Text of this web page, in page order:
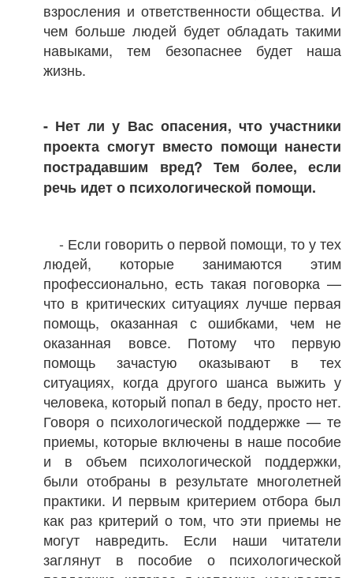
взросления и ответственности общества. И
чем больше людей будет обладать такими
навыками, тем безопаснее будет наша
жизнь.
- Нет ли у Вас опасения, что участники
проекта смогут вместо помощи нанести
пострадавшим вред? Тем более, если
речь идет о психологической помощи.
- Если говорить о первой помощи, то у тех
людей, которые занимаются этим
профессионально, есть такая поговорка —
что в критических ситуациях лучше первая
помощь, оказанная с ошибками, чем не
оказанная вовсе. Потому что первую
помощь зачастую оказывают в тех
ситуациях, когда другого шанса выжить у
человека, который попал в беду, просто нет.
Говоря о психологической поддержке — те
приемы, которые включены в наше пособие
и в объем психологической поддержки,
были отобраны в результате многолетней
практики. И первым критерием отбора был
как раз критерий о том, что эти приемы не
могут навредить. Если наши читатели
заглянут в пособие о психологической